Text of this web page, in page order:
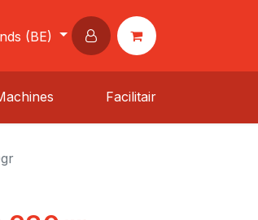
(BE)
Facilitair